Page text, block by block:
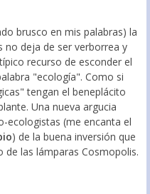
brusco en mis palabras) la
no deja de ser verborrea y
recurso de esconder el
"ecología". Como si
tengan el beneplácito
Una nueva argucia
ecologistas (me encanta el
) de la buena inversión que
de las lámparas Cosmopolis.